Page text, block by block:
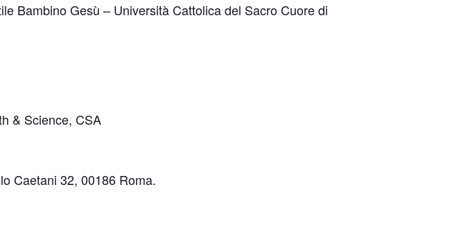
Bambino Gesù – Università Cattolica del Sacro Cuore di
& Science, CSA
Caetani 32, 00186 Roma.